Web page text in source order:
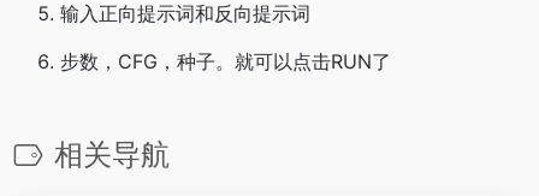
输入正向提示词和反向提示词
步数，CFG，种子。就可以点击RUN了
相关导航